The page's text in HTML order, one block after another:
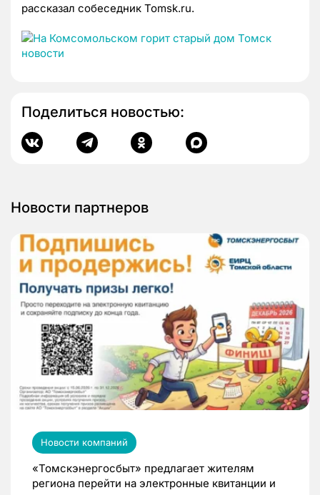
рассказал собеседник Tomsk.ru.
Поделиться новостью:
Новости партнеров
Новости компаний
«Томскэнергосбыт» предлагает жителям
региона перейти на электронные квитанции и